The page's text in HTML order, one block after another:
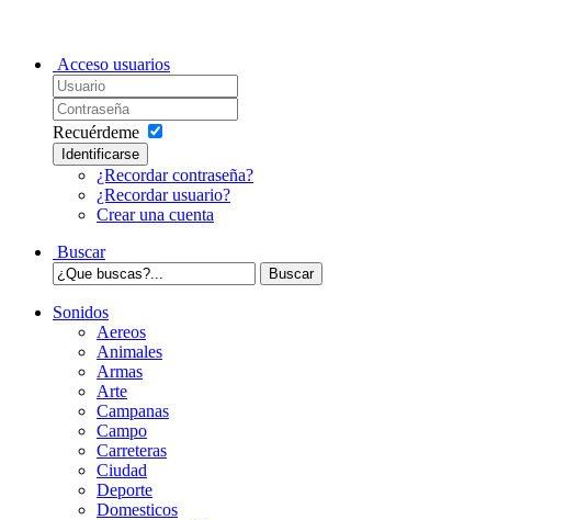
Acceso usuarios
Recuérdeme
Identificarse
¿Recordar contraseña?
¿Recordar usuario?
Crear una cuenta
Buscar
Sonidos
Aereos
Animales
Armas
Arte
Campanas
Campo
Carreteras
Ciudad
Deporte
Domesticos